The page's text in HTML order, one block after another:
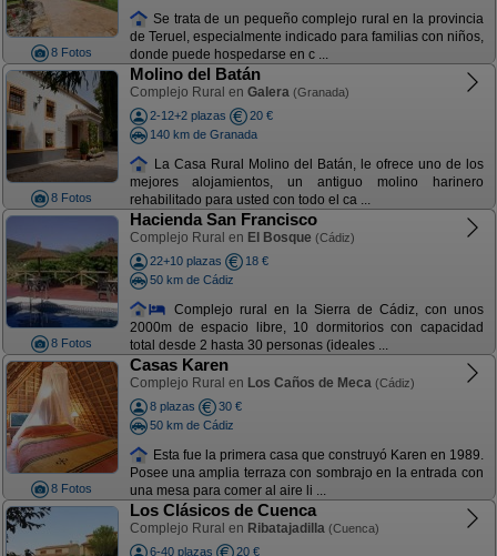
8 Fotos
Se trata de un pequeño complejo rural en la provincia
de Teruel, especialmente indicado para familias con niños,
donde puede hospedarse en c ...
8 Fotos
Molino del Batán
Complejo Rural en Galera (Granada)
2-12+2 plazas
20 €
140 km de Granada
La Casa Rural Molino del Batán, le ofrece uno de los
mejores alojamientos, un antiguo molino harinero
rehabilitado para usted con todo el ca ...
8 Fotos
Hacienda San Francisco
Complejo Rural en El Bosque (Cádiz)
22+10 plazas
18 €
50 km de Cádiz
Complejo rural en la Sierra de Cádiz, con unos
2000m de espacio libre, 10 dormitorios con capacidad
total desde 2 hasta 30 personas (ideales ...
8 Fotos
Casas Karen
Complejo Rural en Los Caños de Meca (Cádiz)
8 plazas
30 €
50 km de Cádiz
Esta fue la primera casa que construyó Karen en 1989.
Posee una amplia terraza con sombrajo en la entrada con
una mesa para comer al aire li ...
Los Clásicos de Cuenca
Complejo Rural en Ribatajadilla (Cuenca)
6-40 plazas
20 €